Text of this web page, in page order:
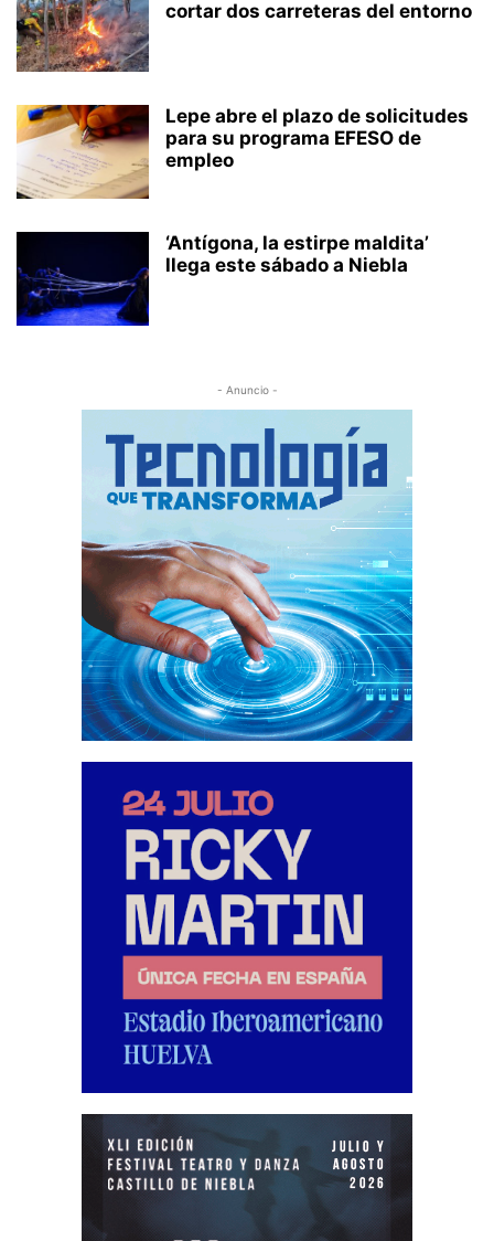
cortar dos carreteras del entorno
Lepe abre el plazo de solicitudes
para su programa EFESO de
empleo
‘Antígona, la estirpe maldita’
llega este sábado a Niebla
- Anuncio -